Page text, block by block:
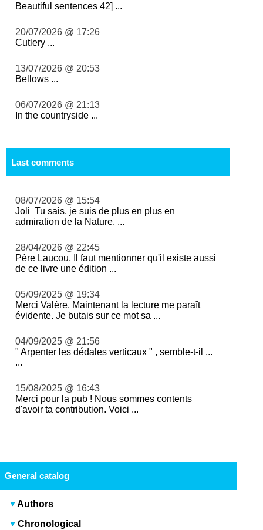
Beautiful sentences 42] ...
20/07/2026 @ 17:26
Cutlery ...
13/07/2026 @ 20:53
Bellows ...
06/07/2026 @ 21:13
In the countryside ...
Last comments
08/07/2026 @ 15:54
Joli Tu sais, je suis de plus en plus en
admiration de la Nature. ...
28/04/2026 @ 22:45
Père Laucou, Il faut mentionner qu'il existe aussi
de ce livre une édition ...
05/09/2025 @ 19:34
Merci Valère. Maintenant la lecture me paraît
évidente. Je butais sur ce mot sa ...
04/09/2025 @ 21:56
" Arpenter les dédales verticaux " , semble-t-il ...
...
15/08/2025 @ 16:43
Merci pour la pub ! Nous sommes contents
d'avoir ta contribution. Voici ...
General catalog
Authors
Chronological